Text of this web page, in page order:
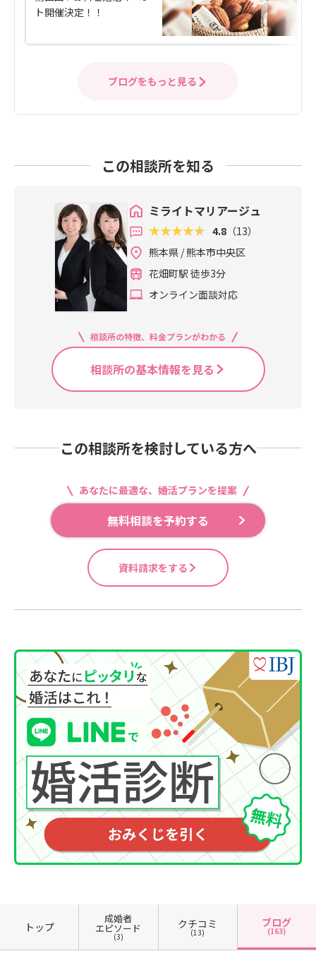
ト開催決定！！
ブログをもっと見る
この相談所を知る
ミライトマリアージュ
4.8 （13）
熊本県 / 熊本市中央区
花畑町駅 徒歩3分
オンライン面談対応
相談所の特徴、料金プランがわかる
相談所の基本情報を見る
この相談所を検討している方へ
あなたに最適な、婚活プランを提案
無料相談を予約する
資料請求をする
トップ
成婚者
エピソード
(3)
クチコミ
(13)
ブログ
(163)